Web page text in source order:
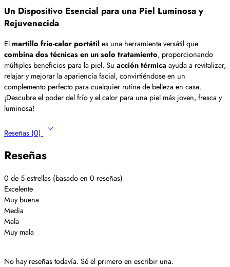
Un Dispositivo Esencial para una Piel Luminosa y
Rejuvenecida
Elmartillo frío-calor portátil es una herramienta versátil que
combina dos técnicas en un solo tratamiento, proporcionando
múltiples beneficios para la piel. Su acción térmica ayuda a revitalizar,
relajar y mejorar la apariencia facial, convirtiéndose en un
complemento perfecto para cualquier rutina de belleza en casa.
¡Descubre el poder del frío y el calor para una piel más joven, fresca y
luminosa!
Reseñas (0)
Reseñas
0 de 5 estrellas (basado en 0 reseñas)
Excelente
Muy buena
Media
Mala
Muy mala
No hay reseñas todavía. Sé el primero en escribir una.